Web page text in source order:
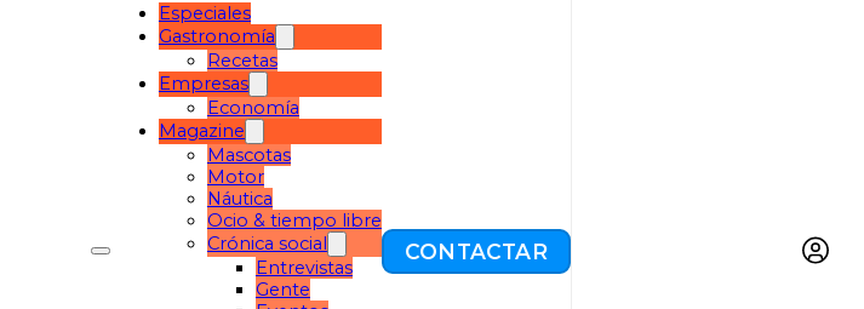
Especiales
Gastronomía
Recetas
Empresas
Economía
Magazine
Mascotas
Motor
Náutica
Ocio & tiempo libre
Crónica social
Entrevistas
Gente
CONTACTAR